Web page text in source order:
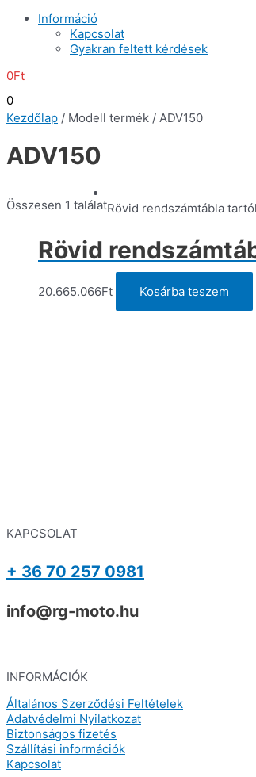
Információ
Kapcsolat
Gyakran feltett kérdések
0Ft
0
Kezdőlap / Modell termék / ADV150
ADV150
Összesen 1 találatRövid rendszámtábla
Rövid
20.665.066Ft Kosárba teszem
KAPCSOLAT
+ 36 70 257 0981
info@rg-moto.hu
INFORMÁCIÓK
Általános Szerződési Feltételek
Adatvédelmi Nyilatkozat
Biztonságos fizetés
Szállítási információk
Kapcsolat